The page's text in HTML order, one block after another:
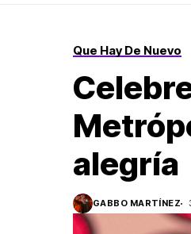
Que Hay De Nuevo
alegría
GABBO MARTÍNEZ